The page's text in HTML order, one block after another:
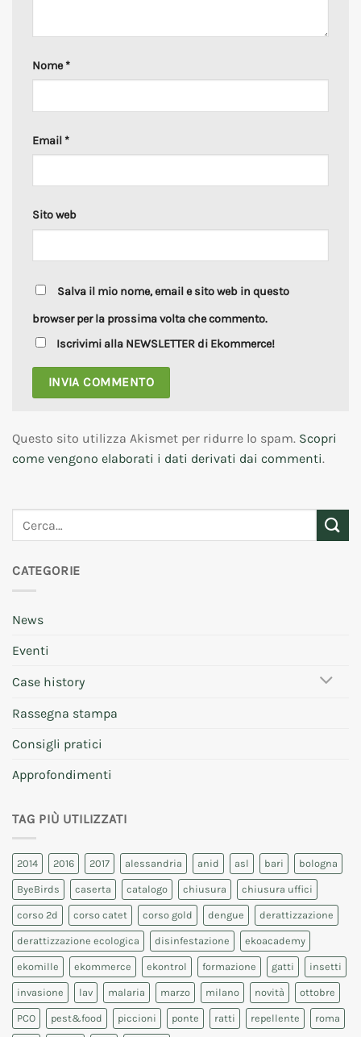
Nome*
Email *
Sito web
Salva il mio nome, email e sito web in questo
browser per la prossima volta che commento.
Iscrivimi alla NEWSLETTER di Ekommerce!
Questo sito utilizza Akismet per ridurre lo spam. Scopri
come vengono elaborati i dati derivati dai commenti.
CATEGORIE
News
Eventi
Case history
Rassegna stampa
Consigli pratici
Approfondimenti
TAG PIÙ UTILIZZATI
2014 2016 2017 alessandria anid asl bari bologna
ByeBirds caserta catalogo chiusura chiusura uffici
corso 2d corso catet corso gold dengue derattizzazione
derattizzazione ecologica disinfestazione ekoacademy
ekomille ekommerce ekontrol formazione gatti insetti
invasione lav malaria marzo milano novità ottobre
PCO pest&food piccioni ponte ratti repellente roma